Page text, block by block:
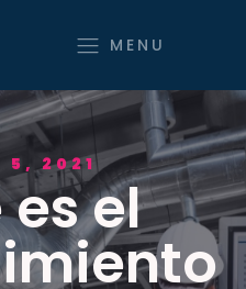
MENU
5, 2021
es el